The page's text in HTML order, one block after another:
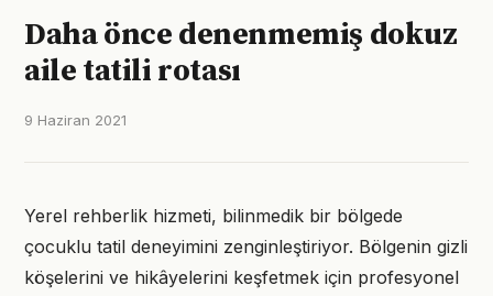
Daha önce denenmemiş dokuz
aile tatili rotası
9 Haziran 2021
Yerel rehberlik hizmeti, bilinmedik bir bölgede
çocuklu tatil deneyimini zenginleştiriyor. Bölgenin gizli
köşelerini ve hikâyelerini keşfetmek için profesyonel